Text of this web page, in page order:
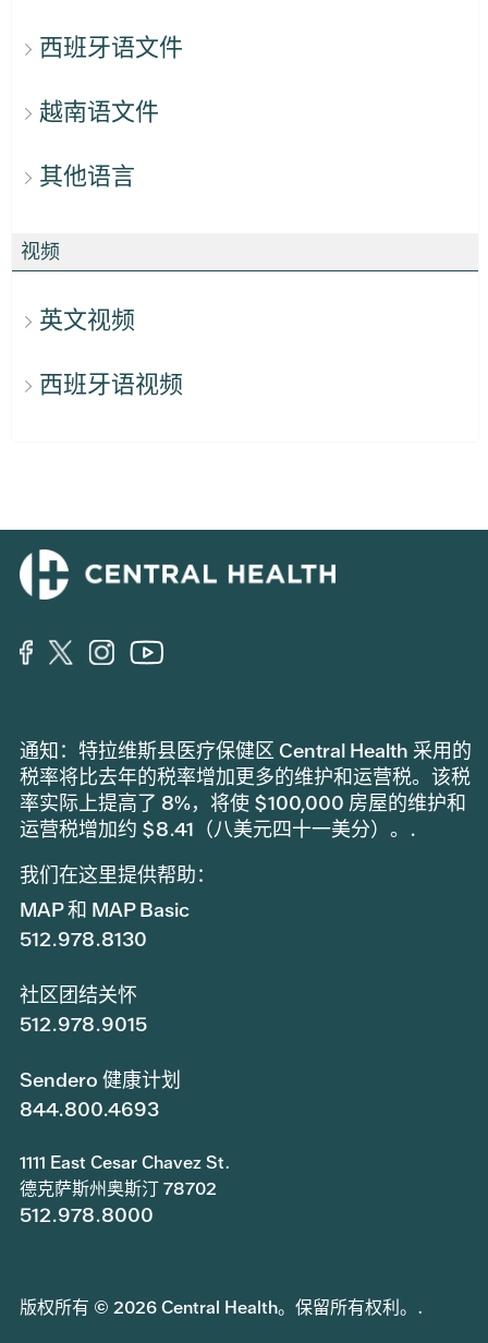
西班牙语文件
越南语文件
其他语言
视频
英文视频
西班牙语视频
通知：特拉维斯县医疗保健区 Central Health 采用的
税率将比去年的税率增加更多的维护和运营税。该税
率实际上提高了 8%，将使 $100,000 房屋的维护和
运营税增加约 $8.41（八美元四十一美分）。.
我们在这里提供帮助：
MAP 和 MAP Basic
512.978.8130
社区团结关怀
512.978.9015
Sendero 健康计划
844.800.4693
1111 East Cesar Chavez St.
德克萨斯州奥斯汀 78702
512.978.8000
版权所有 © 2026 Central Health。保留所有权利。.